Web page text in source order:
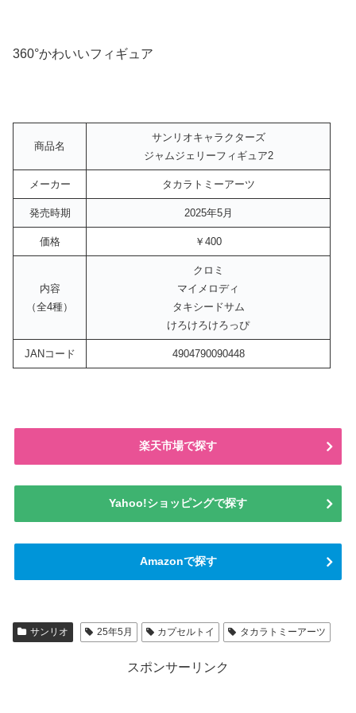
360°かわいいフィギュア
商品名
サンリオキャラクターズ
ジャムジェリーフィギュア2
メーカー タカラトミーアーツ
発売時期 2025年5月
価格 ￥400
内容
（全4種）
クロミ
マイメロディ
タキシードサム
けろけろけろっぴ
JANコード 4904790090448
楽天市場で探す
Yahoo!ショッピングで探す
Amazonで探す
サンリオ 25年5月 カプセルトイ タカラトミーアーツ
スポンサーリンク